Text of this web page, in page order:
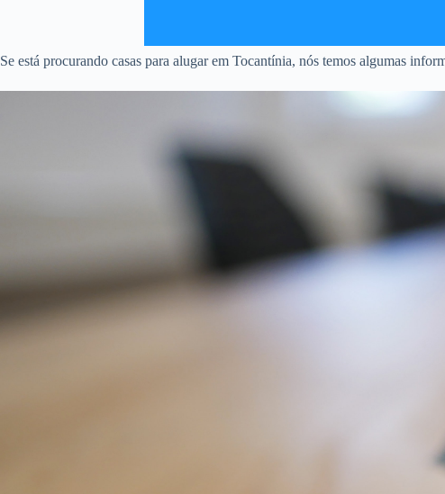
Se está procurando casas para alugar em Tocantínia, nós temos algumas